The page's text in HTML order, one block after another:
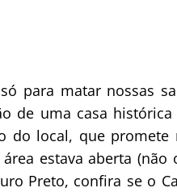
para matar nossas
de uma casa
do local, que
estava aberta
Preto, confira se o